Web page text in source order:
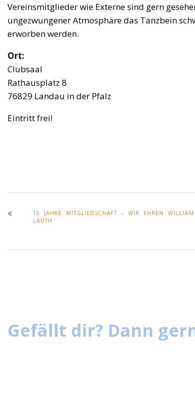
Vereinsmitglieder wie Externe sind gern
ungezwungener Atmosphäre das Tanzbein
erworben werden.
Ort:
Clubsaal
Rathausplatz 8
76829 Landau in der Pfalz
Eintritt frei!
15 JAHRE MITGLIEDSCHAFT – WIR EHREN WILLIAM
LAUTH
Gefällt dir? Dann